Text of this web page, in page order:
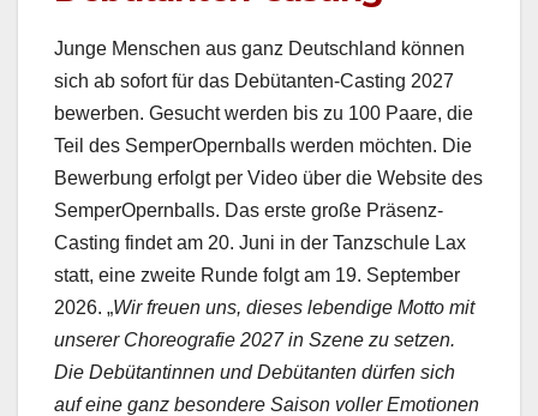
Junge Men­schen aus ganz Deutsch­land kön­nen
sich ab sofort für das Debü­tan­ten-Cast­ing 2027
bewer­ben. Gesucht wer­den bis zu 100 Paare, die
Teil des Sem­per­Opern­balls wer­den möcht­en. Die
Bewer­bung erfol­gt per Video über die Web­site des
Sem­per­Opern­balls. Das erste große Präsenz-
Cast­ing find­et am 20. Juni in der Tanzschule Lax
statt, eine zweite Runde fol­gt am 19. Sep­tem­ber
2026. „Wir freuen uns, dieses lebendi­ge Mot­to mit
unser­er Chore­ografie 2027 in Szene zu set­zen.
Die Debü­tan­tinnen und Debü­tan­ten dür­fen sich
auf eine ganz beson­dere Sai­son voller Emo­tio­nen